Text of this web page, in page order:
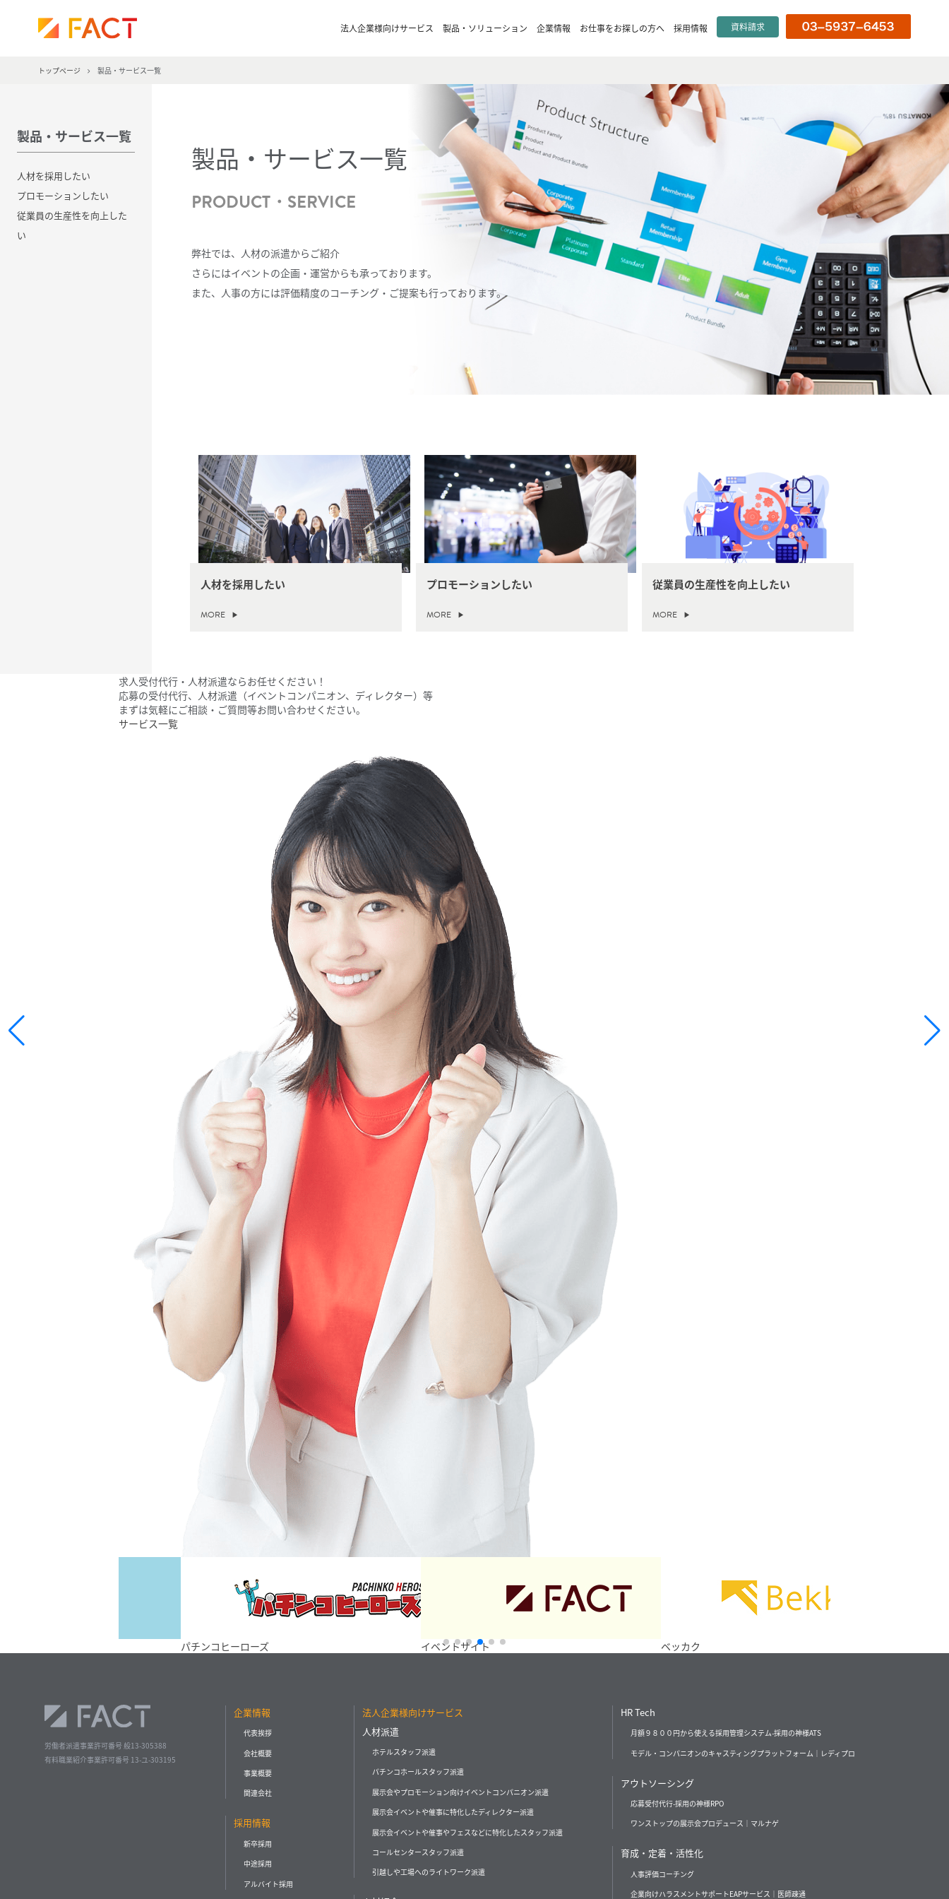
株
式
社
法人企業様向けサービス 製品・ソリューション 企業情報 お仕事をお探しの方へ 採用情報 資料請求
トップページ 製品・サービス一覧
製品・サービス一覧
人材を採用したい
プロモーションしたい
従業員の生産性を向上した
い
製品・サービス一覧
PRODUCT・SERVICE
弊社では、人材の派遣からご紹介
さらにはイベントの企画・運営からも承っております。
また、人事の方には評価精度のコーチング・ご提案も行っております。
人材を採用したい
MORE
プロモーションしたい
MORE
従業員の生産性を向上したい
MORE
求人受付代行・人材派遣ならお任せください！
応募の受付代行、
人材派遣（イベントコンパニオン、ディレクター）等
まずは気軽にご相談・ご質問等お問い合わせください。
サービス一覧
パチンコヒーローズ イベントサイト
労働者派遣事業許可番号 般13-305388
有料職業紹介事業許可番号 13-ユ-303195
企業情報
代表挨拶
会社概要
事業概要
関連会社
採用情報
新卒採用
中途採用
アルバイト採用
法人企業様向けサービス
人材派遣
ホテルスタッフ派遣
パチンコホールスタッフ派遣
展示会やプロモーション向けイベントコンパニオン派遣
展示会イベントや催事に特化したディレクター派遣
展示会イベントや催事やフェスなどに特化したスタッフ派遣
コールセンタースタッフ派遣
引越しや工場へのライトワーク派遣
HR Tech
月額９８００円から使える採用管理システム-採用の神様ATS
モデル・コンパニオンのキャスティングプラットフォーム｜レディプロ
アウトソーシング
応募受付代行-採用の神様RPO
ワンストップの展示会プロデュース｜マルナゲ
育成・定着・活性化
人事評価コーチング
企業向けハラスメントサポートEAPサービス｜医師疎通